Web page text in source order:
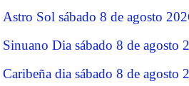
Astro Sol sábado 8 de agosto
Sinuano Dia sábado 8 de agosto
Caribeña dia sábado 8 de agosto